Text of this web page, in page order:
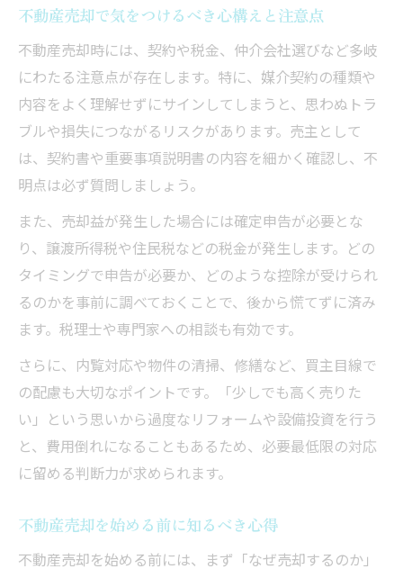
不動産売却で損しないための回避ポイント
不動産売却時に気をつける三大タブーの注
意点
不動産売却の失敗事例から学ぶ注意事項
不動産売却で気をつけるべき心構えと注意点
不動産売却時には、契約や税金、仲介会社選びなど多岐
にわたる注意点が存在します。特に、媒介契約の種類や
内容をよく理解せずにサインしてしまうと、思わぬトラ
ブルや損失につながるリスクがあります。売主として
は、契約書や重要事項説明書の内容を細かく確認し、不
明点は必ず質問しましょう。
また、売却益が発生した場合には確定申告が必要とな
り、譲渡所得税や住民税などの税金が発生します。どの
タイミングで申告が必要か、どのような控除が受けられ
るのかを事前に調べておくことで、後から慌てずに済み
ます。税理士や専門家への相談も有効です。
さらに、内覧対応や物件の清掃、修繕など、買主目線で
の配慮も大切なポイントです。「少しでも高く売りた
い」という思いから過度なリフォームや設備投資を行う
と、費用倒れになることもあるため、必要最低限の対応
に留める判断力が求められます。
不動産売却を始める前に知るべき心得
不動産売却を始める前には、まず「なぜ売却するのか」